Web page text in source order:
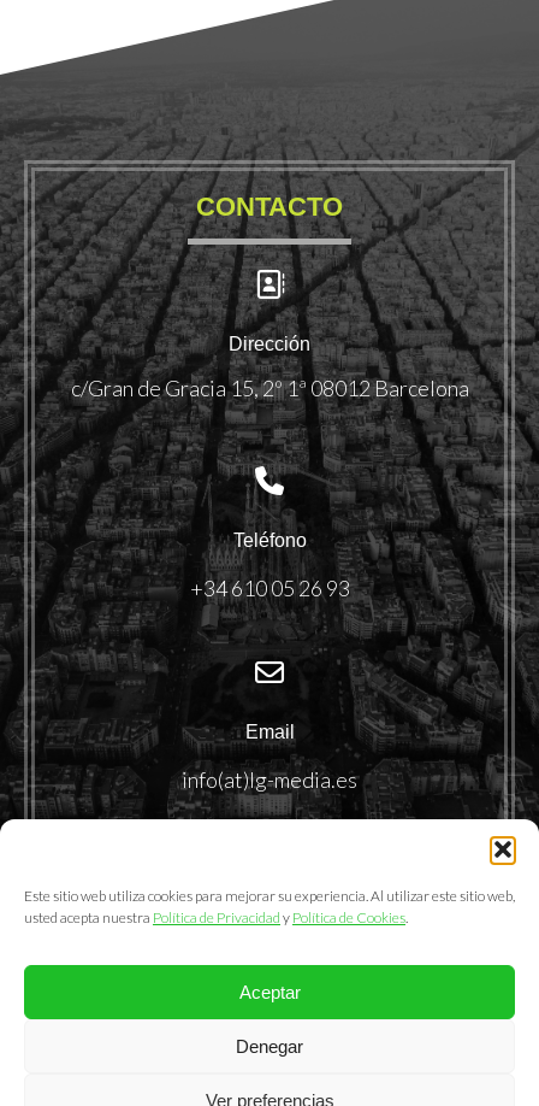
Este sitio web utiliza cookies para mejorar su experiencia. Al utilizar este sitio web,
usted acepta nuestra Política de Privacidad y Política de Cookies.
Aceptar
Denegar
Ver preferencias
CONTACTO
Dirección
c/Gran de Gracia 15, 2º 1ª 08012 Barcelona
Teléfono
+34 610 05 26 93
Email
info(at)lg-media.es
@2025. LemonGrass Communications S.L.